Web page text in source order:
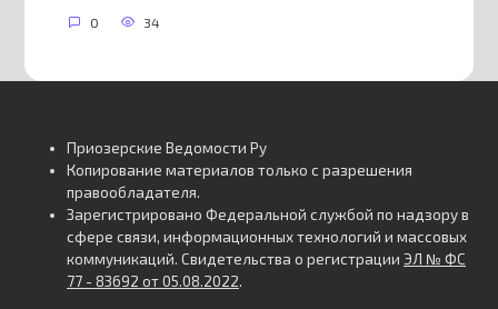
0 34
Приозерские Ведомости Ру
Копирование материалов только с разрешения
правообладателя.
Зарегистрировано Федеральной службой по надзору в
сфере связи, информационных технологий и массовых
коммуникаций. Свидетельства о регистрации ЭЛ № ФС
77 - 83692 от 05.08.2022.